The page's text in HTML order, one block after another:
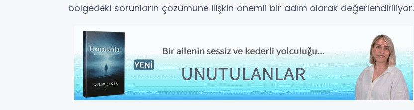
bölgedeki sorunların çözümüne ilişkin önemli bir adım olarak değerlendiriliyor.